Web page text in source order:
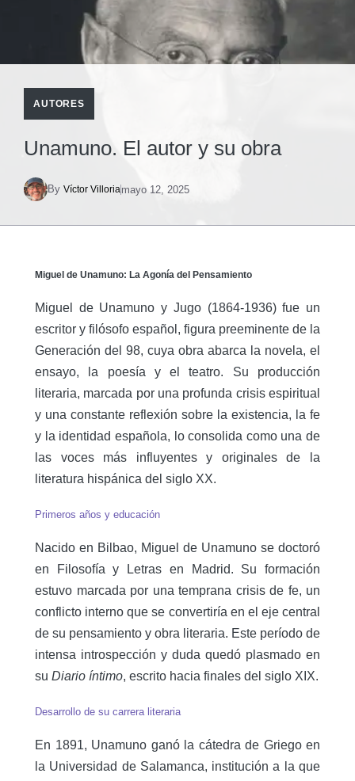
AUTORES
Unamuno. El autor y su obra
By Víctor Villoriamayo 12, 2025
Miguel de Unamuno: La Agonía del Pensamiento
Miguel de Unamuno y Jugo (1864-1936) fue un
escritor y filósofo español, figura preeminente de la
Generación del 98, cuya obra abarca la novela, el
ensayo, la poesía y el teatro. Su producción
literaria, marcada por una profunda crisis espiritual
y una constante reflexión sobre la existencia, la fe
y la identidad española, lo consolida como una de
las voces más influyentes y originales de la
literatura hispánica del siglo XX.
Primeros años y educación
Nacido en Bilbao, Miguel de Unamuno se doctoró
en Filosofía y Letras en Madrid. Su formación
estuvo marcada por una temprana crisis de fe, un
conflicto interno que se convertiría en el eje central
de su pensamiento y obra literaria. Este período de
intensa introspección y duda quedó plasmado en
su Diario íntimo, escrito hacia finales del siglo XIX.
Desarrollo de su carrera literaria
En 1891, Unamuno ganó la cátedra de Griego en
la Universidad de Salamanca, institución a la que